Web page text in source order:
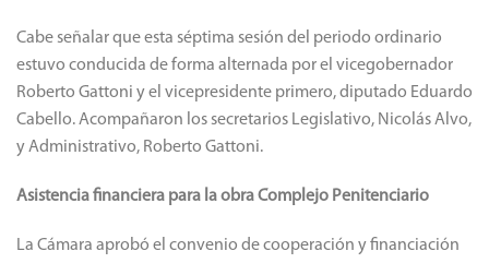
Cabe señalar que esta séptima sesión del periodo ordinario
estuvo conducida de forma alternada por el vicegobernador
Roberto Gattoni y el vicepresidente primero, diputado Eduardo
Cabello. Acompañaron los secretarios Legislativo, Nicolás Alvo,
y Administrativo, Roberto Gattoni.
Asistencia financiera para la obra Complejo Penitenciario
La Cámara aprobó el convenio de cooperación y financiación